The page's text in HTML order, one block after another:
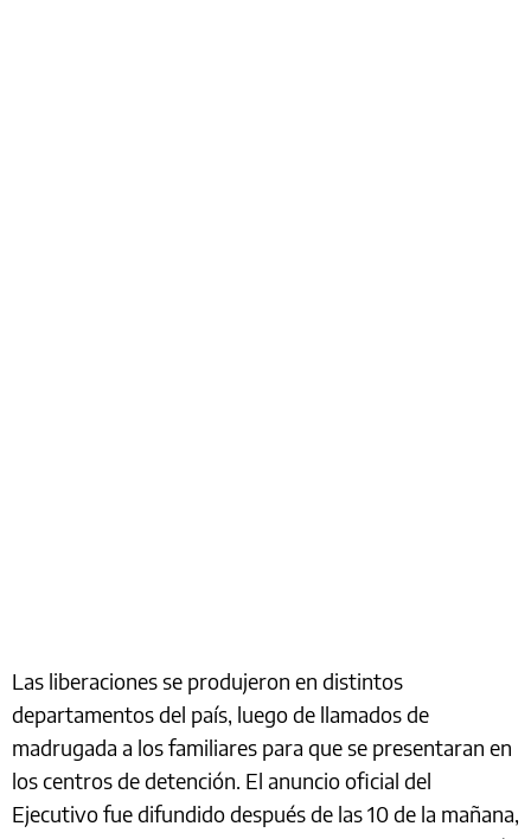
Las liberaciones se produjeron en distintos
departamentos del país, luego de llamados de
madrugada a los familiares para que se presentaran en
los centros de detención. El anuncio oficial del
Ejecutivo fue difundido después de las 10 de la mañana,